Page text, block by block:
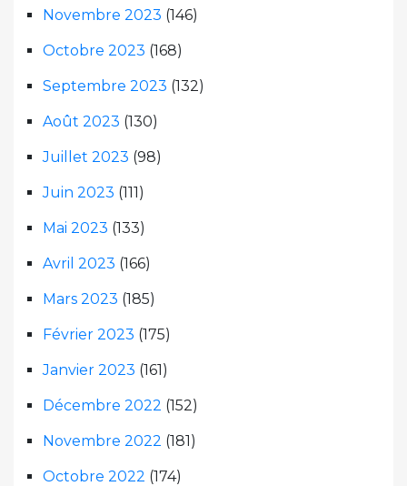
Novembre 2023 (146)
Octobre 2023 (168)
Septembre 2023 (132)
Août 2023 (130)
Juillet 2023 (98)
Juin 2023 (111)
Mai 2023 (133)
Avril 2023 (166)
Mars 2023 (185)
Février 2023 (175)
Janvier 2023 (161)
Décembre 2022 (152)
Novembre 2022 (181)
Octobre 2022 (174)